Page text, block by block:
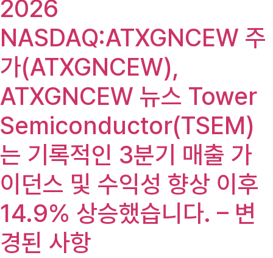
2026
NASDAQ:ATXGNCEW 주
가(ATXGNCEW),
ATXGNCEW 뉴스 Tower
Semiconductor(TSEM)
는 기록적인 3분기 매출 가
이던스 및 수익성 향상 이후
14.9% 상승했습니다. – 변
경된 사항